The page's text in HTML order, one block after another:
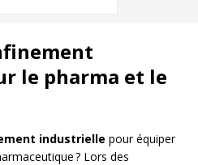
le pharma et le
industrielle pour équiper
? Lors des